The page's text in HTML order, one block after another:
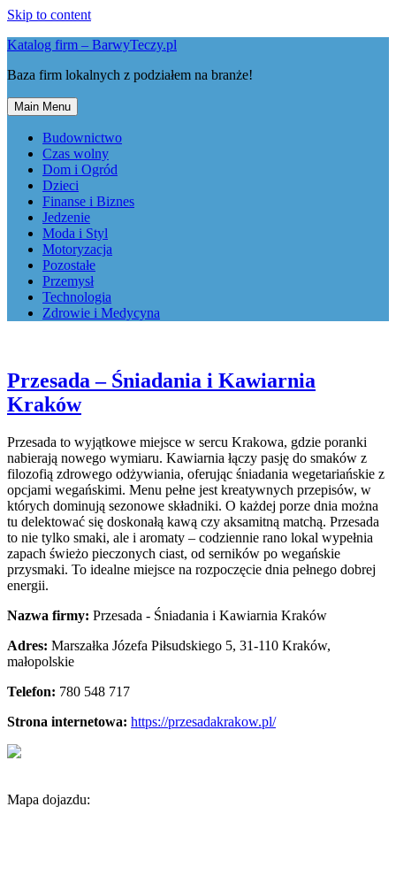
Skip to content
Katalog firm – BarwyTeczy.pl
Baza firm lokalnych z podziałem na branże!
Main Menu
Budownictwo
Czas wolny
Dom i Ogród
Dzieci
Finanse i Biznes
Jedzenie
Moda i Styl
Motoryzacja
Pozostałe
Przemysł
Technologia
Zdrowie i Medycyna
Przesada – Śniadania i Kawiarnia
Kraków
Przesada to wyjątkowe miejsce w sercu Krakowa, gdzie poranki
nabierają nowego wymiaru. Kawiarnia łączy pasję do smaków z
filozofią zdrowego odżywiania, oferując śniadania wegetariańskie z
opcjami wegańskimi. Menu pełne jest kreatywnych przepisów, w
których dominują sezonowe składniki. O każdej porze dnia można
tu delektować się doskonałą kawą czy aksamitną matchą. Przesada
to nie tylko smaki, ale i aromaty – codziennie rano lokal wypełnia
zapach świeżo pieczonych ciast, od serników po wegańskie
przysmaki. To idealne miejsce na rozpoczęcie dnia pełnego dobrej
energii.
Nazwa firmy: Przesada - Śniadania i Kawiarnia Kraków
Adres: Marszałka Józefa Piłsudskiego 5, 31-110 Kraków,
małopolskie
Telefon: 780 548 717
Strona internetowa: https://przesadakrakow.pl/
Mapa dojazdu: